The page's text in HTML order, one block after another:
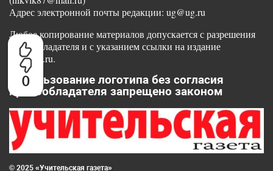
0
Адрес электронной почты редакции: ug@ug.ru
Любое копирование материалов допускается с разрешения
правообладателя и с указанием ссылки на издание
www.ug.ru.
Использование логотипа без согласия
правообладателя запрещено законом
© 2025 «Учительская газета»